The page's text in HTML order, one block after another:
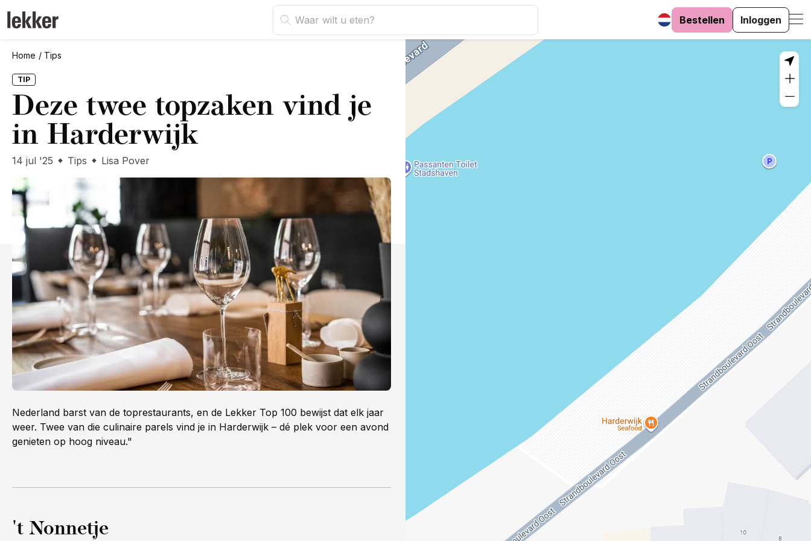
Bestellen Inloggen
Home Tips
TIP
Deze twee topzaken vind je
in Harderwijk
14 jul '25 Tips Lisa Pover
Nederland barst van de toprestaurants, en de Lekker Top 100 bewijst dat elk jaar
weer. Twee van die culinaire parels vind je in Harderwijk – dé plek voor een avond
genieten op hoog niveau."
't Nonnetje